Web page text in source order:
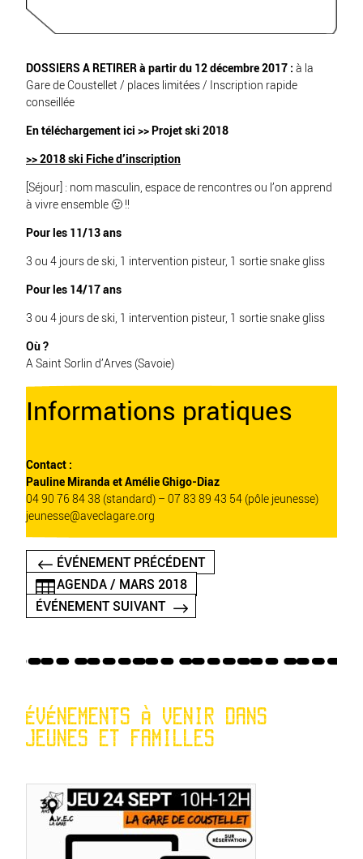
DOSSIERS A RETIRER à partir du 12 décembre 2017 : à la
Gare de Coustellet / places limitées / Inscription rapide
conseillée
En téléchargement ici >> Projet ski 2018
>> 2018 ski Fiche d’inscription
[Séjour] : nom masculin, espace de rencontres ou l’on apprend
à vivre ensemble 🙂 !!
Pour les 11/13 ans
3 ou 4 jours de ski, 1 intervention pisteur, 1 sortie snake gliss
Pour les 14/17 ans
3 ou 4 jours de ski, 1 intervention pisteur, 1 sortie snake gliss
Où ?
ASaint Sorlin d’Arves (Savoie)
Informations pratiques
Contact :
Pauline Miranda et Amélie Ghigo-Diaz
04 90 76 84 38 (standard) – 07 83 89 43 54 (pôle jeunesse)
jeunesse@aveclagare.org
ÉVÉNEMENT PRÉCÉDENT
AGENDA / MARS 2018
ÉVÉNEMENT SUIVANT
ÉVÉNEMENTS À VENIR DANS
JEUNES ET FAMILLES